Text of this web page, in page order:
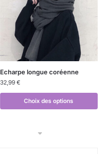
Echarpe longue coréenne
32,99 €
Choix des options